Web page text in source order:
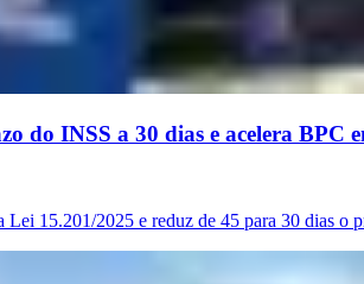
do INSS a 30 dias e acelera BPC
Lei 15.201/2025 e reduz de 45 para 30 dias o